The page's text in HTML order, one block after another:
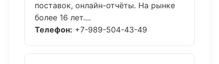
поставок, онлайн-отчёты. На рынке
более 16 лет....
Телефон: +7-989-504-43-49